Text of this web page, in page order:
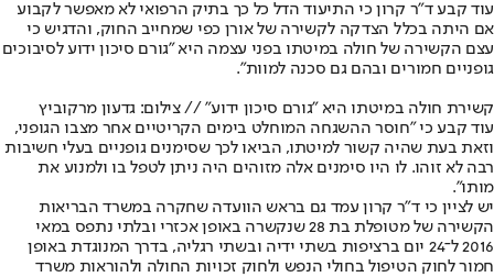
עוד קבע ד"ר קרון כי התיעוד הדל כל כך בתיק הרפואי לא מאפשר לקבוע
אם היתה בכלל הצדקה לקשירה של אורן כפי שמחייב החוק, והדגיש כי
עצם הקשירה של חולה במיטתו בפני עצמה היא "גורם סיכון ידוע לסיבוכים
גופניים חמורים ובהם גם סכנה למוות".
קשירת חולה במיטתו היא "גורם סיכון ידוע" // צילום: גדעון מרקוביץ
עוד קבע כי "חוסר ההשגחה המוחלט בימים הקריטיים אחר מצבו הגופני,
וזאת בעת שהיה קשור למיטתו, הביאו לכך שסימנים גופניים בעלי חשיבות
רבה לא זוהו. לו היו סימנים אלה מזוהים היה ניתן לטפל בו ולמנוע את
מותו".
יש לציין כי ד"ר קרון עמד גם בראש הוועדה שחקרה במשרד הבריאות
הקשירה של מטופלת בת 28 שנקשרה באופן אכזרי ובלתי נתפס במאי
2016 ל־24 יום ברציפות בשתי ידיה ובשתי רגליה, בדרך המנוגדת באופן
חמור לחוק הטיפול בחולי הנפש ולחוק זכויות החולה ולהוראות משרד